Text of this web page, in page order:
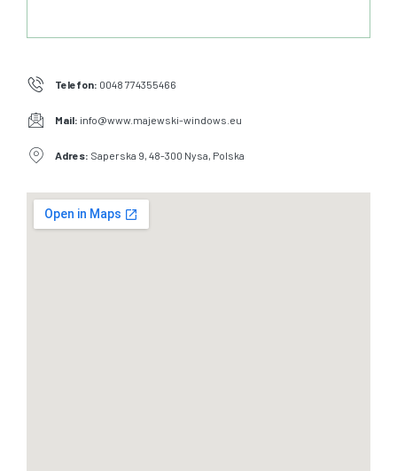
Telefon: 0048 774355466
Mail: info@www.majewski-windows.eu
Adres: Saperska 9, 48-300 Nysa, Polska